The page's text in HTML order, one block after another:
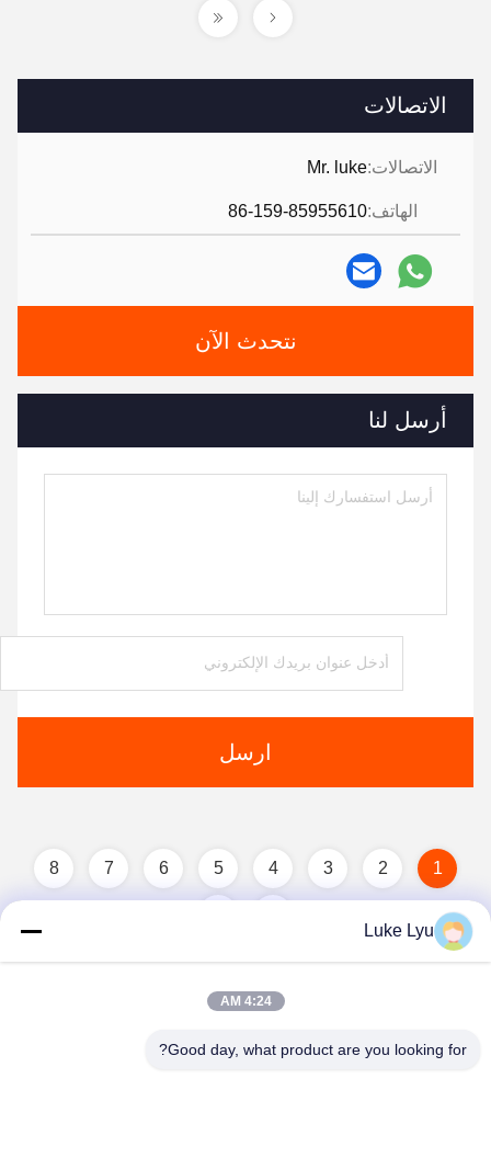
الاتصالات
الاتصالات:Mr. luke
الهاتف:86-159-85955610
نتحدث الآن
أرسل لنا
ارسل
1
2
3
4
5
6
7
8
Luke Lyu
4:24 AM
Good day, what product are you looking for?